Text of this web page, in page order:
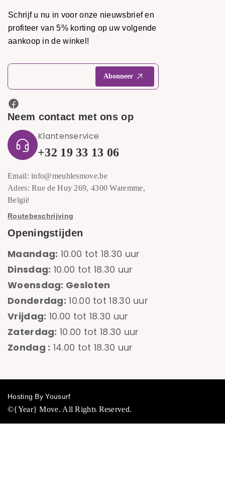
Schrijf u nu in voor onze nieuwsbrief en
profiteer van 5% korting op uw volgende
aankoop in de winkel!
Neem contact met ons op
Klantenservice
+32 19 33 13 06
Email: info@meublesmove.be
Adres: Rue de Huy 269, 4300 Waremme,
België
Routebeschrijving
Openingstijden
Maandag: 10.00 tot 18.30 uur
Dinsdag: 10.00 tot 18.30 uur
Woensdag: Gesloten
Donderdag: 10.00 tot 18.30 uur
Vrijdag: 10.00 tot 18.30 uur
Zaterdag: 10.00 tot 18.30 uur
Zondag : 14.00 tot 18.30 uur
©{Year} Move. All Rights Reserved.
Hosting By Yousurf